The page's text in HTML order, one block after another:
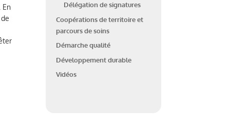
En
Délégation de signatures
Coopérations de territoire et
parcours de soins
Démarche qualité
Développement durable
Vidéos